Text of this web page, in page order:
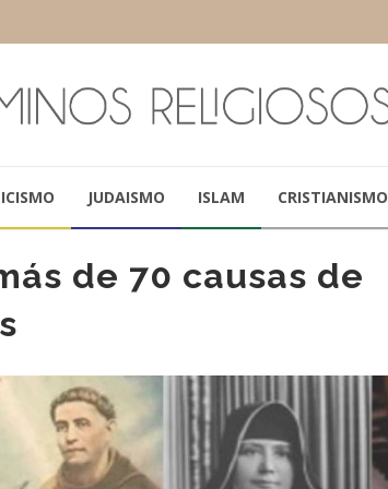
JUDAISMO ISLAM CRISTIANISMO
de 70 causas de